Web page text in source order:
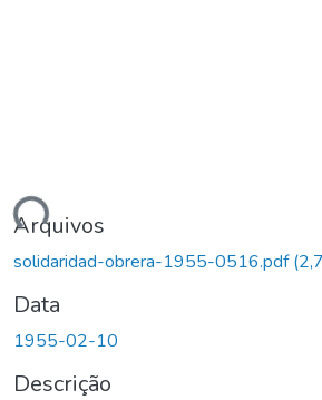
Arquivos
solidaridad-obrera-1955-0516.pdf
Data
1955-02-10
Descrição